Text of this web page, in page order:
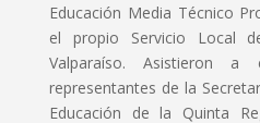
Educación Media Técnico
el propio Servicio Local
Valparaíso. Asistieron a
representantes de la
Educación de la Quinta